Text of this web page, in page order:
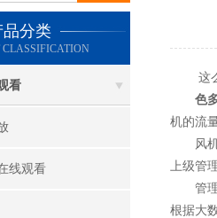
品分类
CLASSIFICATION
看
线观看
这么好
色
机的流量
风机管
上级管
管理核
根据大数